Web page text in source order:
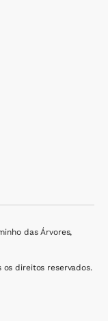
das Árvores,
os direitos reservados.